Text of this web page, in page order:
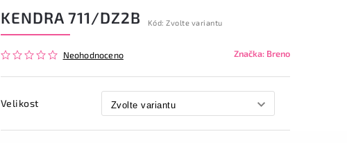
KENDRA 711/DZ2B Kód: Zvolte variantu
Neohodnoceno Značka: Breno
Velikost